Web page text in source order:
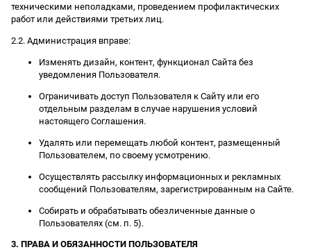
техническими неполадками, проведением профилактических
работ или действиями третьих лиц.
2.2. Администрация вправе:
Изменять дизайн, контент, функционал Сайта без
уведомления Пользователя.
Ограничивать доступ Пользователя к Сайту или его
отдельным разделам в случае нарушения условий
настоящего Соглашения.
Удалять или перемещать любой контент, размещенный
Пользователем, по своему усмотрению.
Осуществлять рассылку информационных и рекламных
сообщений Пользователям, зарегистрированным на Сайте.
Собирать и обрабатывать обезличенные данные о
Пользователях (см. п. 5).
3. ПРАВА И ОБЯЗАННОСТИ ПОЛЬЗОВАТЕЛЯ